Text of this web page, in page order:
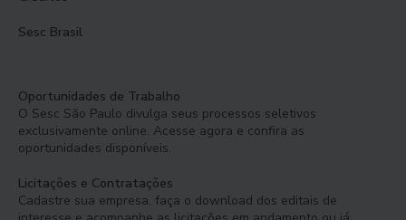
Sesc Brasil
Oportunidades de Trabalho
O Sesc São Paulo divulga seus processos seletivos
exclusivamente online. Acesse agora e confira as
oportunidades disponíveis.
Licitações e Contratações
Cadastre sua empresa, faça o download dos editais de